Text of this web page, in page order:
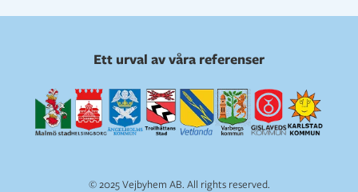
Ett urval av våra referenser
© 2025 Vejbyhem AB. All rights reserved.